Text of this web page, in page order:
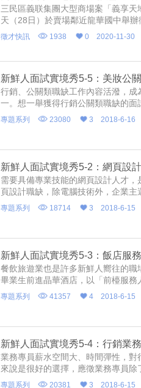
三民區義联集團大型商場案「義享
天（28日）於賣場鄰近龍華國中舉辦
取918個職缺；在場督導驚呼「沒想
徵才快訊 1938 0 2020-11-30
新鮮人面試實境秀5-5：美妝公
行銷、公關類職缺工作內容活潑，成
一。想一舉獲得行銷公關類職缺的面
曉。
專題系列 23080 3 2018-6-16
新鮮人面試實境秀5-2：網頁設
需要具備專業技能的網頁設計人才
頁設計職缺，除電腦技術外，企業主
專題系列 18714 3 2018-6-15
新鮮人面試實境秀5-3：飯店服
餐飲旅遊業也是許多新鮮人嚮往的
畢業生前進晶華酒店，以「前檯服務
貴建議。
專題系列 41357 4 2018-6-15
新鮮人面試實境秀5-4：行銷業
業務專員薪水空間大、時間彈性，對
來說是很好的選擇，應徵業務專員除
分，今天我們將前進宏正自動科技一
專題系列 20381 3 2018-6-15